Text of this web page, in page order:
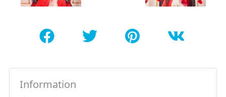
Information